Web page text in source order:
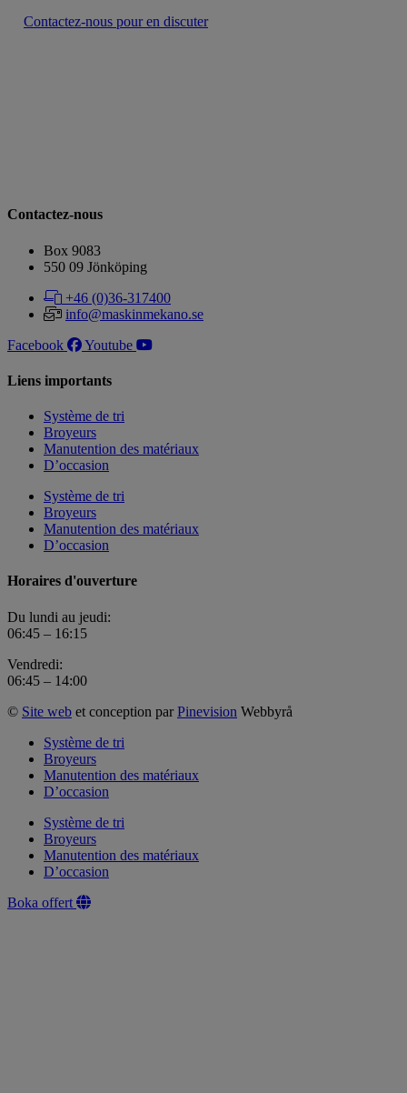
Contactez-nous pour en discuter
Contactez-nous
Box 9083
​​​​​​​550 09 Jönköping
+46 (0)36-317400
info@maskinmekano.se
Facebook
Youtube
Liens importants
Système de tri
Broyeurs
Manutention des matériaux
D’occasion
Système de tri
Broyeurs
Manutention des matériaux
D’occasion
Horaires d'ouverture
Du lundi au jeudi:
06:45 – 16:15
Vendredi:
06:45 – 14:00
© Site web et conception parPinevision Webbyrå
Système de tri
Broyeurs
Manutention des matériaux
D’occasion
Système de tri
Broyeurs
Manutention des matériaux
D’occasion
Boka offert